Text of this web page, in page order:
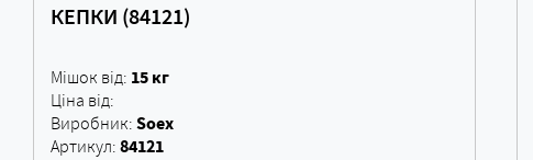
КЕПКИ (84121)
Мішок від: 15 кг
Ціна від:
Виробник: Soex
Артикул: 84121